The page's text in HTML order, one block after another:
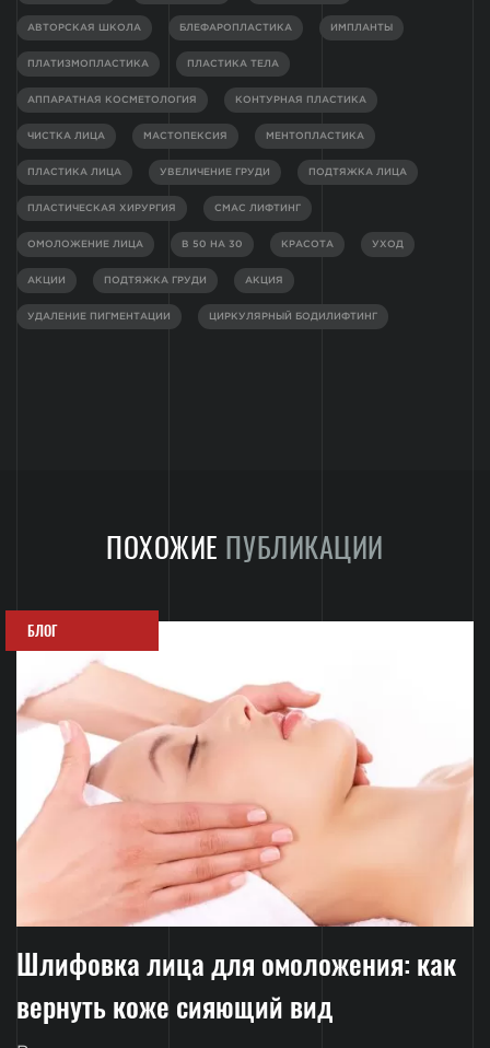
АВТОРСКАЯ ШКОЛА БЛЕФАРОПЛАСТИКА ИМПЛАНТЫ
ПЛАТИЗМОПЛАСТИКА ПЛАСТИКА ТЕЛА
АППАРАТНАЯ КОСМЕТОЛОГИЯ КОНТУРНАЯ ПЛАСТИКА
ЧИСТКА ЛИЦА МАСТОПЕКСИЯ МЕНТОПЛАСТИКА
ПЛАСТИКА ЛИЦА УВЕЛИЧЕНИЕ ГРУДИ ПОДТЯЖКА ЛИЦА
ПЛАСТИЧЕСКАЯ ХИРУРГИЯ СМАС ЛИФТИНГ
ОМОЛОЖЕНИЕ ЛИЦА В 50 НА 30 КРАСОТА УХОД
АКЦИИ ПОДТЯЖКА ГРУДИ АКЦИЯ
УДАЛЕНИЕ ПИГМЕНТАЦИИ ЦИРКУЛЯРНЫЙ БОДИЛИФТИНГ
ПОХОЖИЕ ПУБЛИКАЦИИ
БЛОГ
Шлифовка лица для омоложения: как
вернуть коже сияющий вид